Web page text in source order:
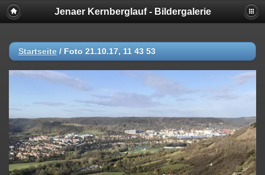
Jenaer Kernberglauf - Bildergalerie
Startseite / Foto 21.10.17, 11 43 53